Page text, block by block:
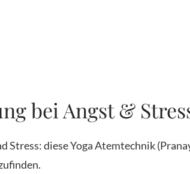
bei Angst &
Stress: diese Yoga Atemtechnik